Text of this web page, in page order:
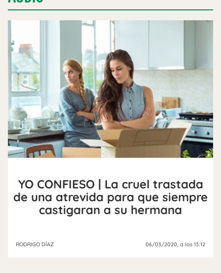
YO CONFIESO | La cruel trastada
de una atrevida para que siempre
castigaran a su hermana
RODRIGO DÍAZ 06/03/2020 , a las 13:12